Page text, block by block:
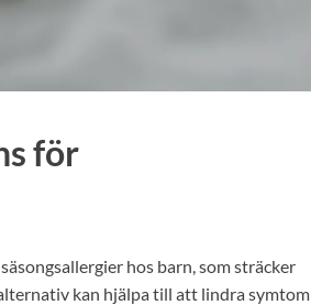
för
hos barn, som sträcker
kan hjälpa till att lindra symtom